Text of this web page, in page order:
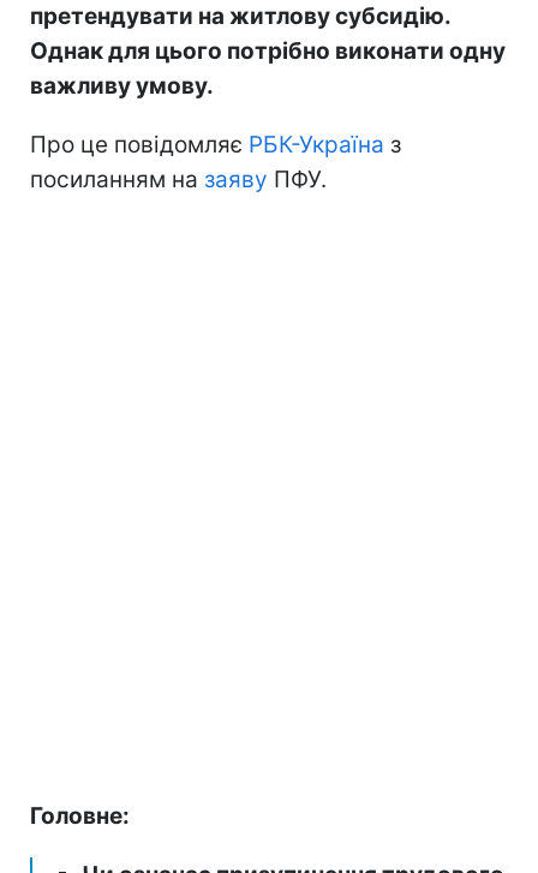
претендувати на житлову субсидію.
Однак для цього потрібно виконати одну
важливу умову.
Про це повідомляє РБК-Україна з
посиланням на заяву ПФУ.
Головне: